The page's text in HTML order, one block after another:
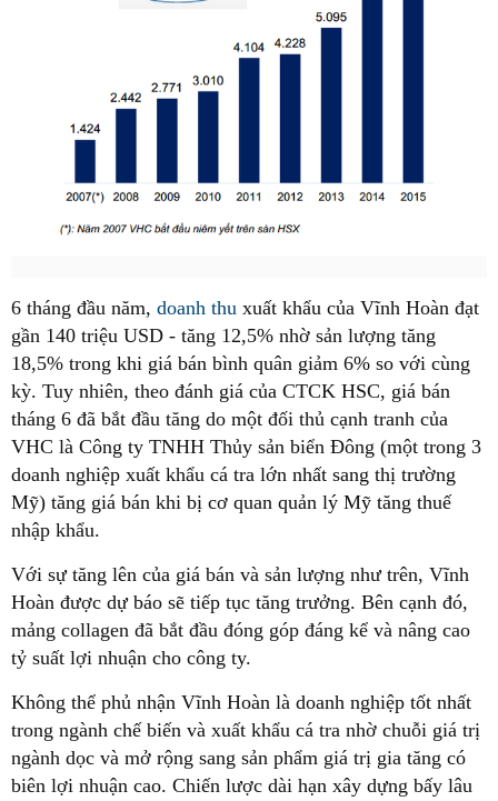
6 tháng đầu năm, doanh thu xuất khẩu của Vĩnh Hoàn đạt
gần 140 triệu USD - tăng 12,5% nhờ sản lượng tăng
18,5% trong khi giá bán bình quân giảm 6% so với cùng
kỳ. Tuy nhiên, theo đánh giá của CTCK HSC, giá bán
tháng 6 đã bắt đầu tăng do một đối thủ cạnh tranh của
VHC là Công ty TNHH Thủy sản biển Đông (một trong 3
doanh nghiệp xuất khẩu cá tra lớn nhất sang thị trường
Mỹ) tăng giá bán khi bị cơ quan quản lý Mỹ tăng thuế
nhập khẩu.
Với sự tăng lên của giá bán và sản lượng như trên, Vĩnh
Hoàn được dự báo sẽ tiếp tục tăng trưởng. Bên cạnh đó,
mảng collagen đã bắt đầu đóng góp đáng kể và nâng cao
tỷ suất lợi nhuận cho công ty.
Không thể phủ nhận Vĩnh Hoàn là doanh nghiệp tốt nhất
trong ngành chế biến và xuất khẩu cá tra nhờ chuỗi giá trị
ngành dọc và mở rộng sang sản phẩm giá trị gia tăng có
biên lợi nhuận cao. Chiến lược dài hạn xây dựng bấy lâu